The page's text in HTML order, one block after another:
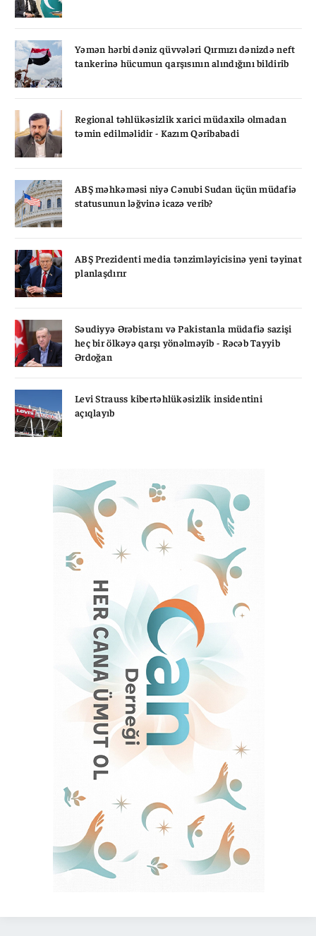
Yəmən hərbi dəniz qüvvələri Qırmızı dənizdə neft
tankerinə hücumun qarşısının alındığını bildirib
Regional təhlükəsizlik xarici müdaxilə olmadan
təmin edilməlidir - Kazım Qəribabadi
ABŞ məhkəməsi niyə Cənubi Sudan üçün müdafiə
statusunun ləğvinə icazə verib?
ABŞ Prezidenti media tənzimləyicisinə yeni təyinat
planlaşdırır
Səudiyyə Ərəbistanı və Pakistanla müdafiə sazişi
heç bir ölkəyə qarşı yönəlməyib - Rəcəb Tayyib
Ərdoğan
Levi Strauss kibertəhlükəsizlik insidentini
açıqlayıb